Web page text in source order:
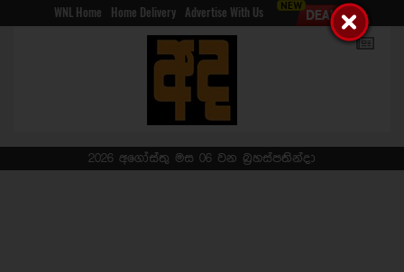
WNL Home Home Delivery Advertise With Us
2026 අගෝස්තු මස 06 වන බ්‍රහස්පතින්දා